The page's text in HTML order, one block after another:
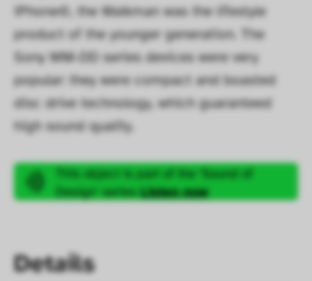
iPhone©, the Walkman was the lifestyle
product of the younger generation. The
Sony WM-DD series devices were very
popular: they were compact and boasted
disc drive technology, which guaranteed
high sound quality.
This object is part of the ‘Sound of
Design’ series Listen now
Details